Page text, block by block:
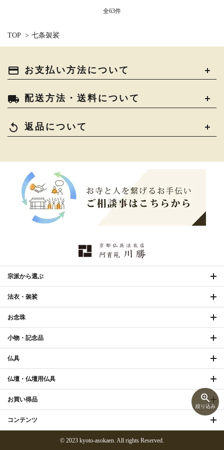
全63件
TOP > 七条袈裟
zoom_in
絞り込み
payment お支払い方法について
local_shipping 配送方法・送料について
replay 返品について
宗派から選ぶ
法衣・袈裟
お念珠
小物・記念品
仏具
仏壇・仏壇用仏具
お買い得品
コンテンツ
© 2023 kyoto-asokaen. All rights Reserved.